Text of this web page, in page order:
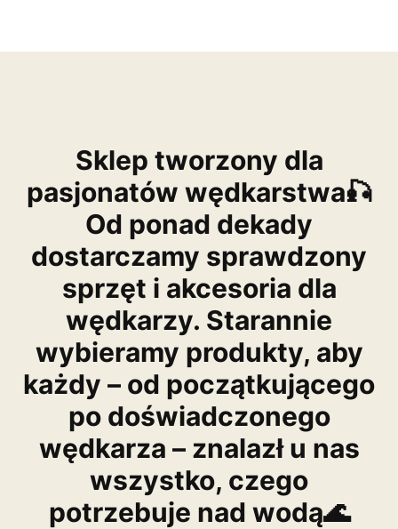
Sklep tworzony dla
pasjonatów wędkarstwa🎣
Od ponad dekady
dostarczamy sprawdzony
sprzęt i akcesoria dla
wędkarzy. Starannie
wybieramy produkty, aby
każdy – od początkującego
po doświadczonego
wędkarza – znalazł u nas
wszystko, czego
potrzebuje nad wodą🌊